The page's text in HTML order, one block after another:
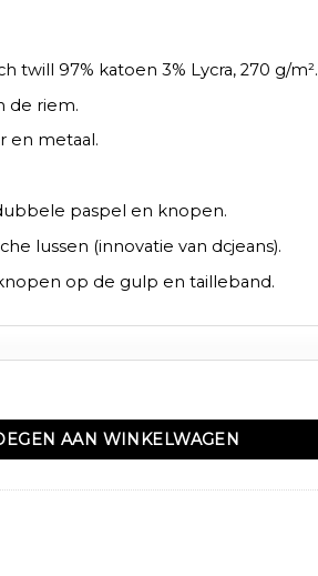
twill 97% katoen 3% Lycra, 270 g/m².
de riem.
en metaal.
paspel en knopen.
lussen (innovatie van dcjeans).
op de gulp en tailleband.
AAN WINKELWAGEN